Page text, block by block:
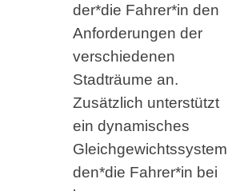
der*die Fahrer*in den
Anforderungen der
verschiedenen
Stadträume an.
Zusätzlich unterstützt
ein dynamisches
Gleichgewichtssystem
den*die Fahrer*in bei